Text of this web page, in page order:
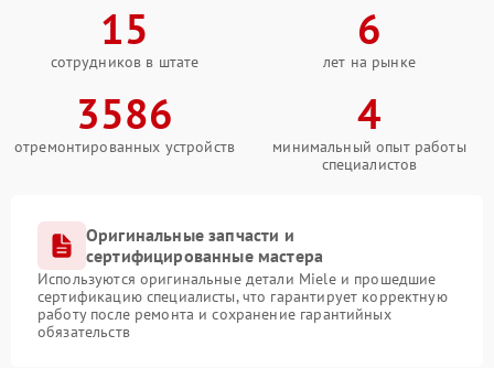
15
сотрудников в штате
6
лет на рынке
3586
отремонтированных устройств
4
минимальный опыт работы
специалистов
Оригинальные запчасти и
сертифицированные мастера
Используются оригинальные детали Miele и прошедшие
сертификацию специалисты, что гарантирует корректную
работу после ремонта и сохранение гарантийных
обязательств